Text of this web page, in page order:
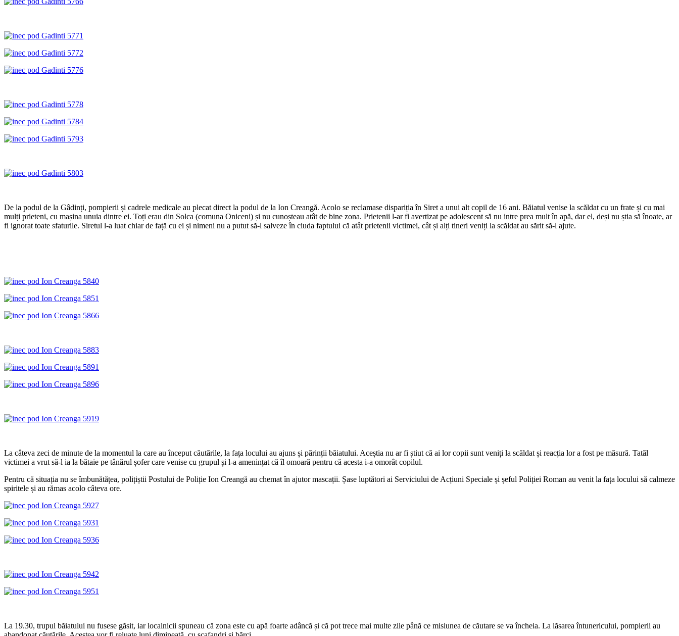
De la podul de la Gâdinți, pompierii și cadrele medicale au plecat direct la podul de la Ion Creangă. Acolo se reclamase dispariția în Siret a unui alt copil de 16 ani. Băiatul venise la scăldat cu un frate și cu mai
mulți prieteni, cu mașina unuia dintre ei. Toți erau din Solca (comuna Oniceni) și nu cunoșteau atât de bine zona. Prietenii l-ar fi avertizat pe adolescent să nu intre prea mult în apă, dar el, deși nu știa să înoate, ar
fi ignorat toate sfaturile. Siretul l-a luat chiar de față cu ei și nimeni nu a putut să-l salveze în ciuda faptului că atât prietenii victimei, cât și alți tineri veniți la scăldat au sărit să-l ajute.
La câteva zeci de minute de la momentul la care au început căutările, la fața locului au ajuns și părinții băiatului. Aceștia nu ar fi știut că ai lor copii sunt veniți la scăldat și reacția lor a fost pe măsură. Tatăl
victimei a vrut să-l ia la bătaie pe tânărul șofer care venise cu grupul și l-a amenințat că îl omoară pentru că acesta i-a omorât copilul.
Pentru că situația nu se îmbunătățea, polițiștii Postului de Poliție Ion Creangă au chemat în ajutor mascații. Șase luptători ai Serviciului de Acțiuni Speciale și șeful Poliției Roman au venit la fața locului să calmeze
spiritele și au rămas acolo câteva ore.
La 19.30, trupul băiatului nu fusese găsit, iar localnicii spuneau că zona este cu apă foarte adâncă și că pot trece mai multe zile până ce misiunea de căutare se va încheia. La lăsarea întunericului, pompierii au